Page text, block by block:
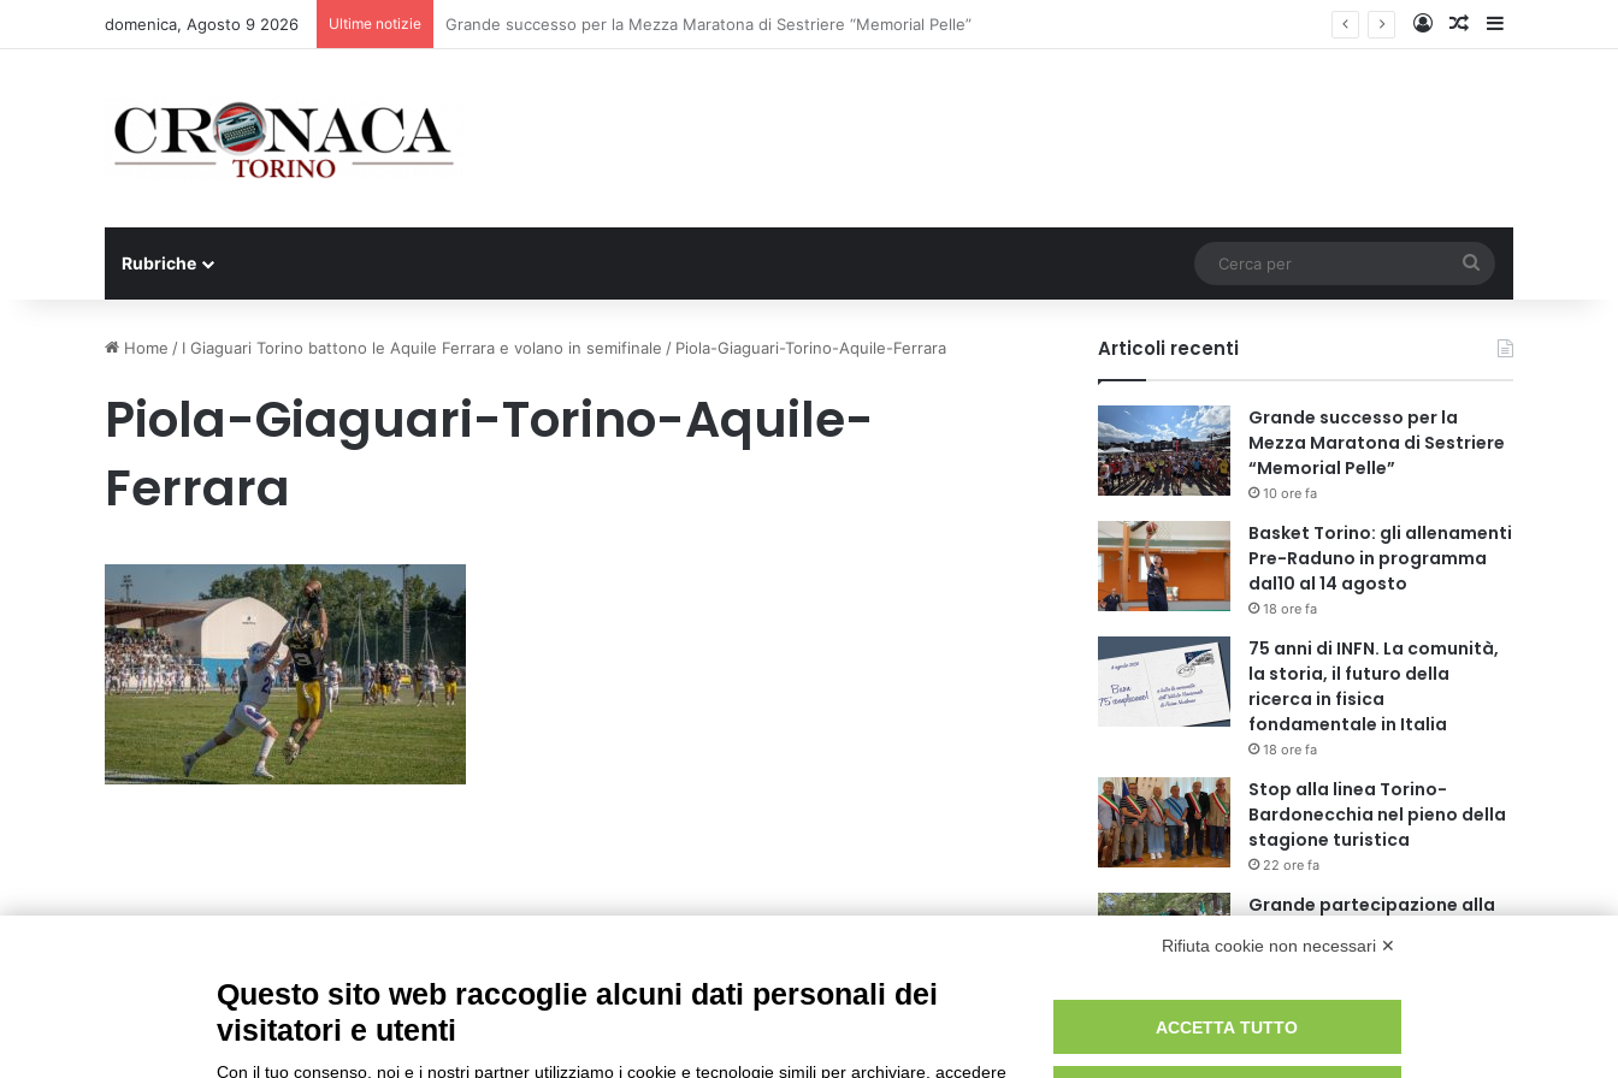
domenica, Agosto 9 2026 Ultime notizie Basket Torino: gli allenamenti Pre-Raduno in programma dal10 al 14 agosto AccediUn articolo a
Rubriche
per
Home / I Giaguari Torino battono le Aquile Ferrara e volano in semifinale / Piola-Giaguari-Torino-Aquile-Ferrara
Piola-Giaguari-Torino-Aquile-
Ferrara
Articoli recenti
Grande successo per la
Mezza Maratona di Sestriere
“Memorial Pelle”
10 ore fa
Basket Torino: gli allenamenti
Pre-Raduno in programma
dal10 al 14 agosto
18 ore fa
75 anni di INFN. La comunità,
la storia, il futuro della
ricerca in fisica
fondamentale in Italia
18 ore fa
Stop alla linea Torino-
Bardonecchia nel pieno della
stagione turistica
22 ore fa
Grande partecipazione alla
Neve al Rifugio Ciao Pais
Pininfarina, Davide Loris
Creative Officer
Rifiuta cookie non necessari ✕
Questo sito web raccoglie alcuni dati personali dei
visitatori e utenti
Con il tuo consenso, noi e i nostri partner utilizziamo i cookie e tecnologie simili per archiviare, accedere
ACCETTA TUTTO